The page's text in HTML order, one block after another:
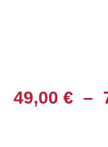
49,00 € –